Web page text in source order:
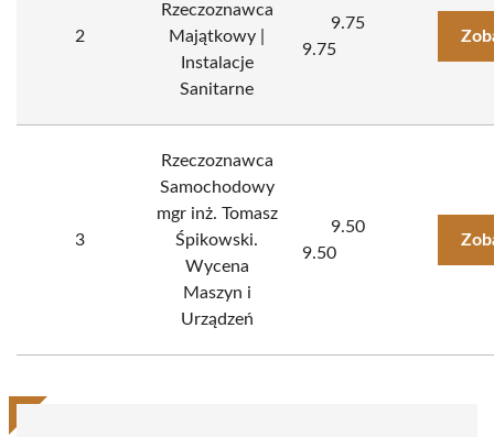
2
Rzeczoznawca
Majątkowy |
Instalacje
Sanitarne
9.75
9.75
3
Rzeczoznawca
Samochodowy
mgr inż. Tomasz
Śpikowski.
Wycena
Maszyn i
Urządzeń
9.50
9.50